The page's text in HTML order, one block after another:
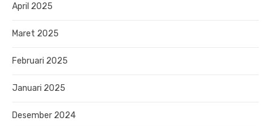
April 2025
Maret 2025
Februari 2025
Januari 2025
Desember 2024